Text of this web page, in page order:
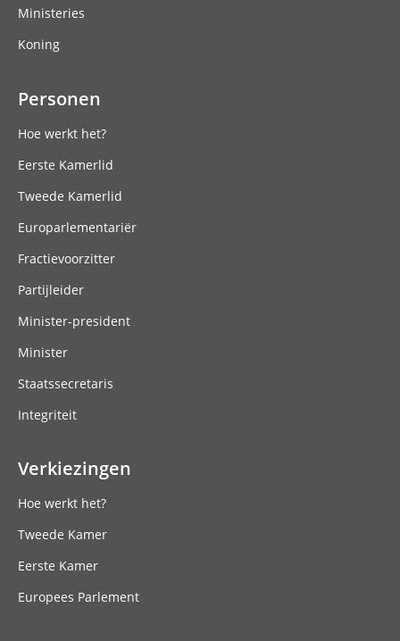
Ministeries
Koning
Personen
Hoe werkt het?
Eerste Kamerlid
Tweede Kamerlid
Europarlementariër
Fractievoorzitter
Partijleider
Minister-president
Minister
Staatssecretaris
Integriteit
Verkiezingen
Hoe werkt het?
Tweede Kamer
Eerste Kamer
Europees Parlement